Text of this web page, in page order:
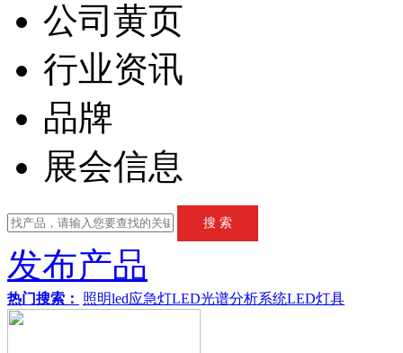
公司黄页
行业资讯
品牌
展会信息
发布产品
热门搜索： 照明led应急灯LED光谱分析系统LED灯具